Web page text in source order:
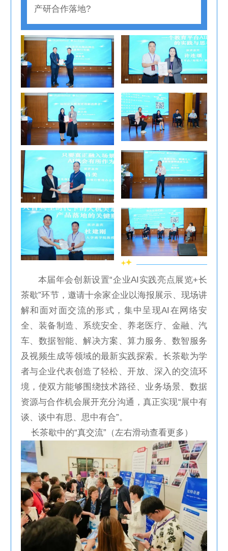
产研合作落地?
本届年会创新设置“企业AI实践亮点展览+长
茶歇”环节，邀请十余家企业以海报展示、现场讲
解和面对面交流的形式，集中呈现AI在网络安
全、装备制造、系统安全、养老医疗、金融、汽
车、数据智能、解决方案、算力服务、数智服务
及视频生成等领域的最新实践探索。长茶歇为学
者与企业代表创造了轻松、开放、深入的交流环
境，使双方能够围绕技术路径、业务场景、数据
资源与合作机会展开充分沟通，真正实现“展中有
谈、谈中有思、思中有合”。
长茶歇中的“真交流” （左右滑动查看更多）